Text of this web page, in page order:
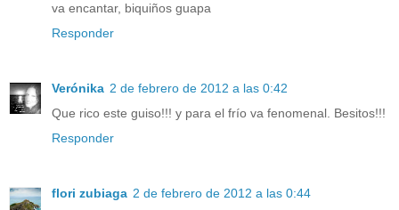
va encantar, biquiños guapa
Responder
Verónika 2 de febrero de 2012 a las 0:42
Que rico este guiso!!! y para el frío va fenomenal. Besitos!!!
Responder
flori zubiaga 2 de febrero de 2012 a las 0:44